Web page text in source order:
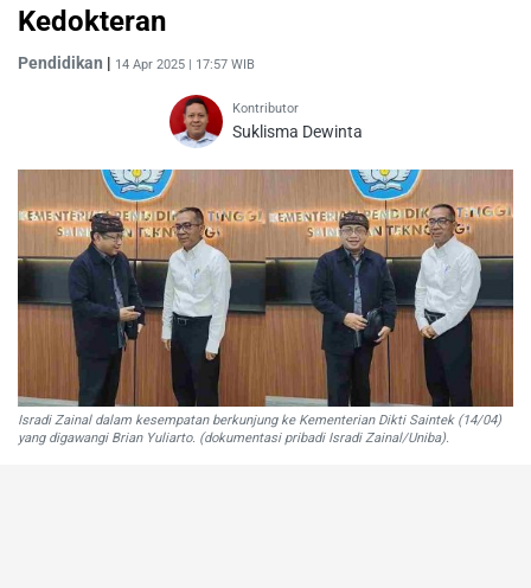
Kedokteran
Pendidikan | 14 Apr 2025 | 17:57 WIB
Kontributor
Suklisma Dewinta
Isradi Zainal dalam kesempatan berkunjung ke Kementerian Dikti Saintek (14/04)
yang digawangi Brian Yuliarto. (dokumentasi pribadi Isradi Zainal/Uniba).